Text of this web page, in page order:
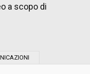
a scopo di